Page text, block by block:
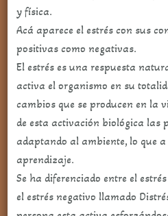
y física.
Acá aparece el estrés con sus
positivas como negativas.
El estrés es una respuesta
activa el organismo en su
cambios que se producen en la
de esta activación biológica las
adaptando al ambiente, lo que
aprendizaje.
Se ha diferenciado entre el
el estrés negativo llamado